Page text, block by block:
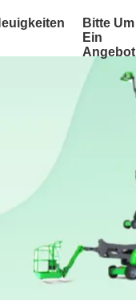
Bitte Um
Ein
Angebot